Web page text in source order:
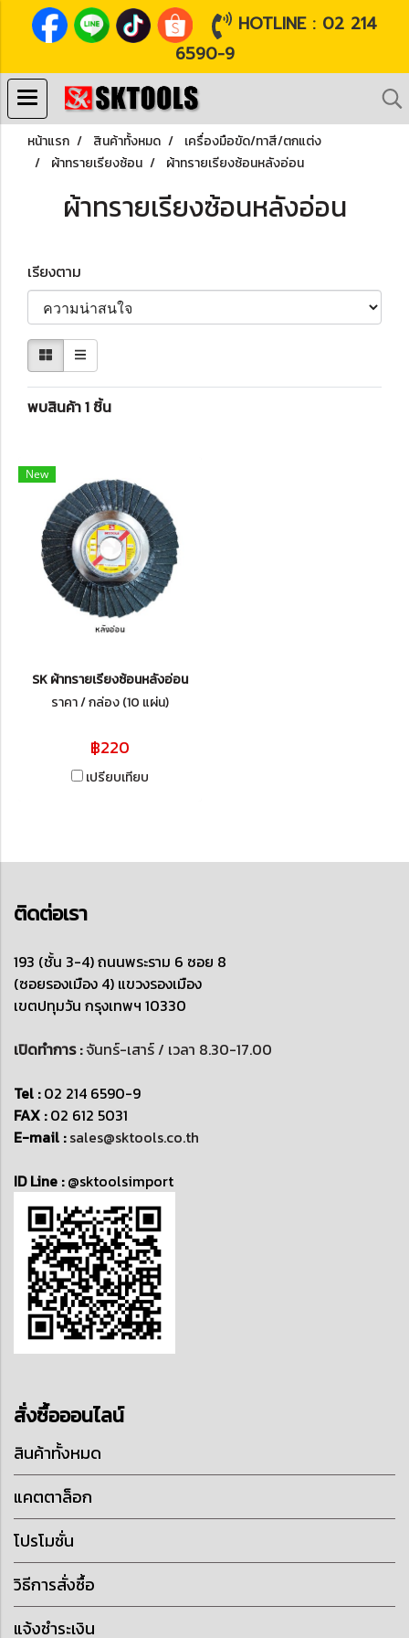
HOTLINE : 02 214
6590-9
หน้าแรก สินค้าทั้งหมด
เครื่องมือขัด/ทาสี/ตกแต่ง
ผ้าทรายเรียงซ้อน
ผ้าทรายเรียงซ้อนหลังอ่อน
ผ้าทรายเรียงซ้อนหลังอ่อน
เรียงตาม
พบสินค้า 1 ชิ้น
New
SK ผ้าทรายเรียงซ้อนหลังอ่อน
ราคา / กล่อง (10 แผ่น)
฿220
เปรียบเทียบ
ติดต่อเรา
193 (ชั้น 3-4) ถนนพระราม 6 ซอย 8
(ซอยรองเมือง 4) แขวงรองเมือง
เขตปทุมวัน กรุงเทพฯ 10330
เปิดทำการ :จันทร์-เสาร์ / เวลา 8.30-17.00
Tel :02 214 6590-9
FAX :02 612 5031
E-mail : sales@sktools.co.th
ID Line :@sktoolsimport
สั่งซื้อออนไลน์
สินค้าทั้งหมด
แคตตาล็อก
โปรโมชั่น
วิธีการสั่งซื้อ
แจ้งชำระเงิน